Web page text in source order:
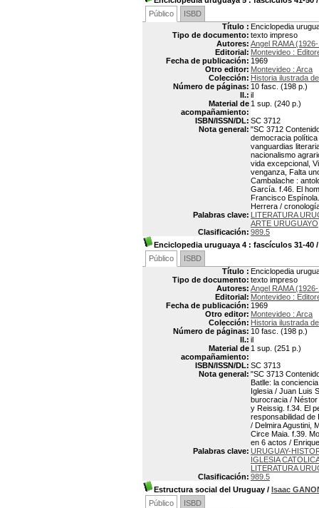
Público
ISBD
Título : Enciclopedia
Tipo de documento: texto impreso
Autores: Angel RAMA
Editorial: Montevideo :
Fecha de publicación: 1969
Otro editor: Montevideo : Arca
Colección: Historia ilustrada
Número de páginas: 10 fasc. (198 p.)
Il.: il
Material de
acompañamiento:
1 sup. (240 p.)
ISBN/ISSN/DL: SC 3712
Nota general: "SC 3712
democracia
vanguardias
nacionalismo
vida excepcional,
venganza, Falta
Cambalache :
García. f.46. El
Francisco
Herrera /
Palabras clave: LITERATURA
ARTE URUGUAYO
Clasificación: 989.5
Enciclopedia uruguaya 4 : fascículos 31-40
Público
ISBD
Título : Enciclopedia
Tipo de documento: texto impreso
Autores: Angel RAMA
Editorial: Montevideo :
Fecha de publicación: 1969
Otro editor: Montevideo : Arca
Colección: Historia ilustrada
Número de páginas: 10 fasc. (198 p.)
Il.: il
Material de
acompañamiento:
1 sup. (251 p.)
ISBN/ISSN/DL: SC 3713
Nota general: "SC 3713
Batlle: la
Iglesia / Juan Luis
burocracia / Néstor
y Reissig. f.34. El
responsabilidad de
/ Delmira Agustini,
Circe Maia. f.39.
en 6 actos /
Palabras clave: URUGUAY-
IGLESIA
LITERATURA
Clasificación: 989.5
Estructura social del Uruguay / Isaac
Público
ISBD